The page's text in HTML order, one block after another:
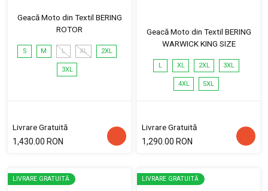
Geacă Moto din Textil BERING
ROTOR
S M L XL 2XL
3XL
Livrare Gratuită
1,430.00 RON
Geacă Moto din Textil BERING
WARWICK KING SIZE
L XL 2XL 3XL
4XL 5XL
Livrare Gratuită
1,290.00 RON
LIVRARE GRATUITĂ LIVRARE GRATUITĂ